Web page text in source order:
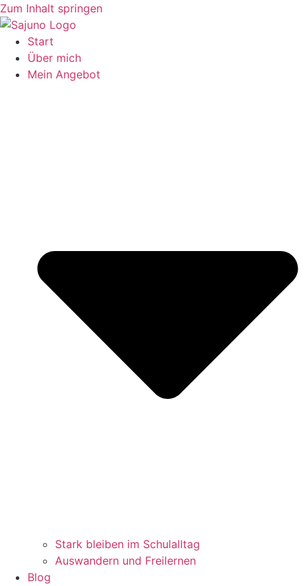
Zum Inhalt springen
Start
Über mich
Mein Angebot
Stark bleiben im Schulalltag
Auswandern und Freilernen
Blog